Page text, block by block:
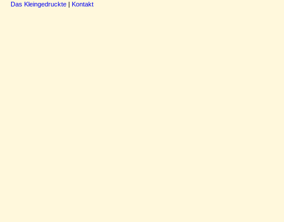
Das Kleingedruckte | Kontakt